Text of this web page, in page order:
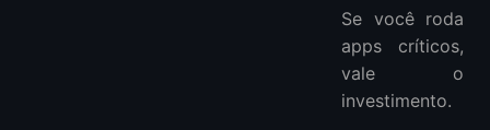
Se você roda
apps críticos,
vale o
investimento.